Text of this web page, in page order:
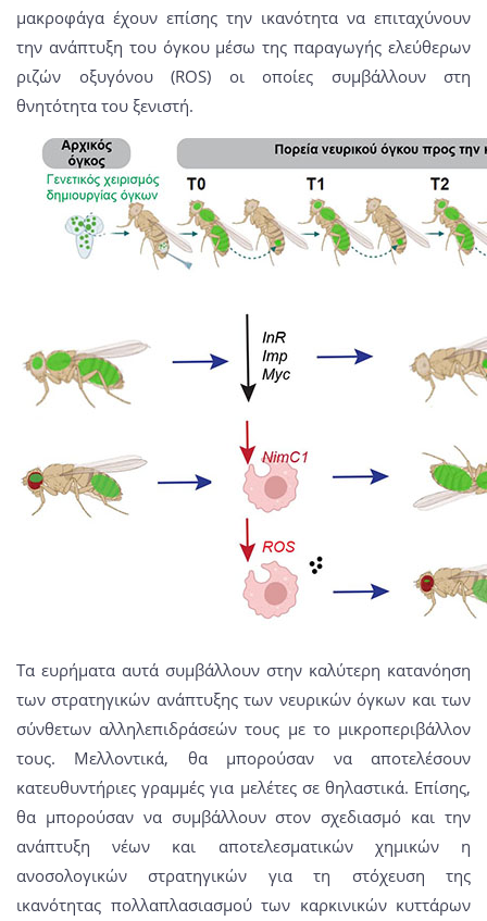
μακροφάγα έχουν επίσης την ικανότητα να επιταχύνουν
την ανάπτυξη του όγκου μέσω της παραγωγής ελεύθερων
ριζών οξυγόνου (ROS) οι οποίες συμβάλλουν στη
θνητότητα του ξενιστή.
Τα ευρήματα αυτά συμβάλλουν στην καλύτερη κατανόηση
των στρατηγικών ανάπτυξης των νευρικών όγκων και των
σύνθετων αλληλεπιδράσεών τους με το μικροπεριβάλλον
τους. Μελλοντικά, θα μπορούσαν να αποτελέσουν
κατευθυντήριες γραμμές για μελέτες σε θηλαστικά. Επίσης,
θα μπορούσαν να συμβάλλουν στον σχεδιασμό και την
ανάπτυξη νέων και αποτελεσματικών χημικών η
ανοσολογικών στρατηγικών για τη στόχευση της
ικανότητας πολλαπλασιασμού των καρκινικών κυττάρων